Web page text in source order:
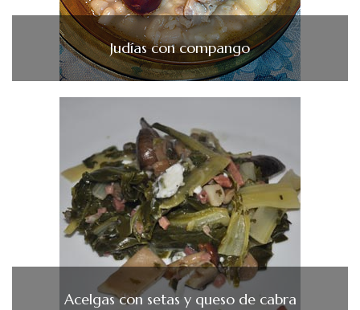
Judías con compango
Acelgas con setas y queso de cabra